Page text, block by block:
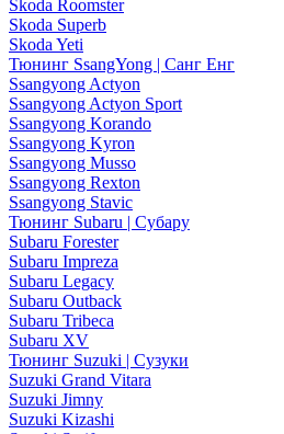
Skoda Roomster
Skoda Superb
Skoda Yeti
Тюнинг SsangYong | Санг Енг
Ssangyong Actyon
Ssangyong Actyon Sport
Ssangyong Korando
Ssangyong Kyron
Ssangyong Musso
Ssangyong Rexton
Ssangyong Stavic
Тюнинг Subaru | Субару
Subaru Forester
Subaru Impreza
Subaru Legacy
Subaru Outback
Subaru Tribeca
Subaru XV
Тюнинг Suzuki | Сузуки
Suzuki Grand Vitara
Suzuki Jimny
Suzuki Kizashi